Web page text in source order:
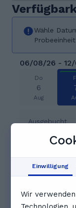
Wähle
Probeeinheit
06/08/26 -
Do
6
Aug
Ausgebucht
Einwilligung
Wir